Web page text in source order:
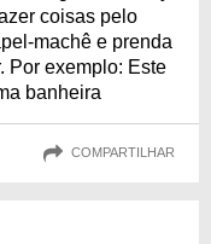
coisas pelo
machê e prenda
Por exemplo: Este
banheira
COMPARTILHAR